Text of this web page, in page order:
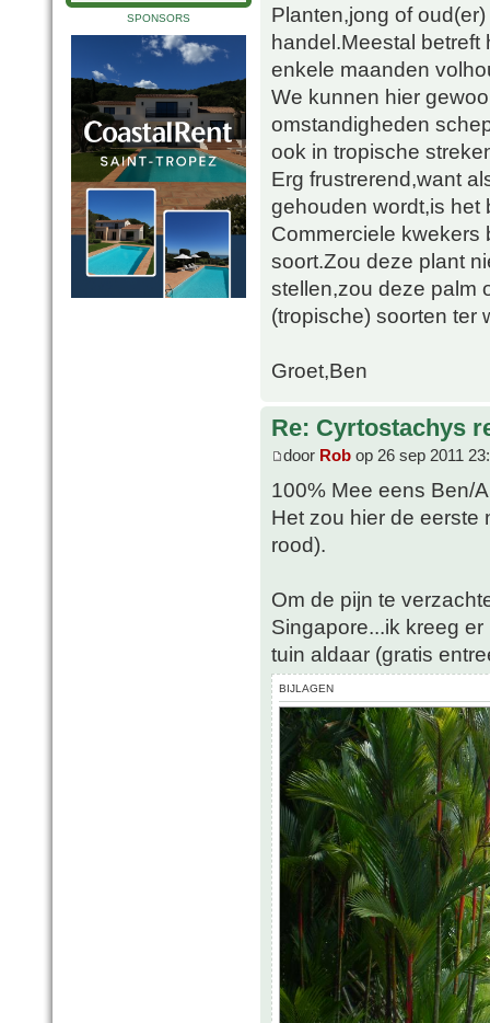
SPONSORS
Planten,jong of
handel.Meestal
enkele maanden
We kunnen hier
omstandigheden
ook in tropische
Erg frustrerend,want
gehouden wordt,is het
Commerciele
soort.Zou deze plant
stellen,zou deze palm
(tropische) soorten ter
Groet,Ben
Re: Cyrtostachys
door Rob op 26 sep 2011
100% Mee eens Ben/
Het zou hier de eerste
rood).
Om de pijn te
Singapore...ik kreeg
tuin aldaar (gratis
BIJLAGEN